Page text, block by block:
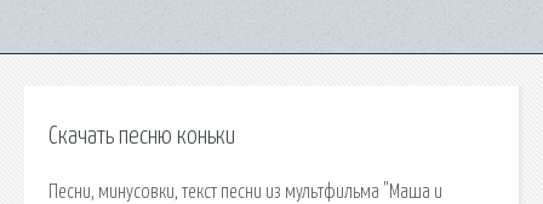
Скачать песню коньки
Песни, минусовки, текст песни из мультфильма "Маша и